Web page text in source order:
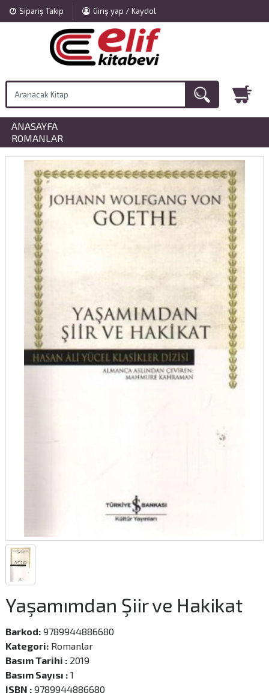
Sipariş Takip Giriş yap / Kaydol
ANASAYFA
ROMANLAR
Yaşamımdan Şiir ve Hakikat
Barkod:9789944886680
Kategori: Romanlar
Basım Tarihi :2019
Basım Sayısı :1
ISBN :9789944886680